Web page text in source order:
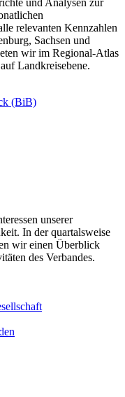
relevanten Kennzahlen
Sachsen und
wir im Regional-Atlas
Landkreisebene.
(BiB)
unserer
In der quartalsweise
wir einen Überblick
des Verbandes.